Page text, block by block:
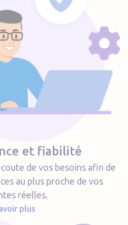
et fiabilité
de vos besoins afin de
au plus proche de vos
réelles.
plus